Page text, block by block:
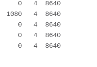
0   4  8640